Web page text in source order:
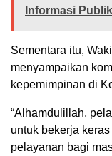
Informasi
Sementara itu,
menyampaikan
kepemimpinan di
“Alhamdulillah,
untuk bekerja
pelayanan bagi